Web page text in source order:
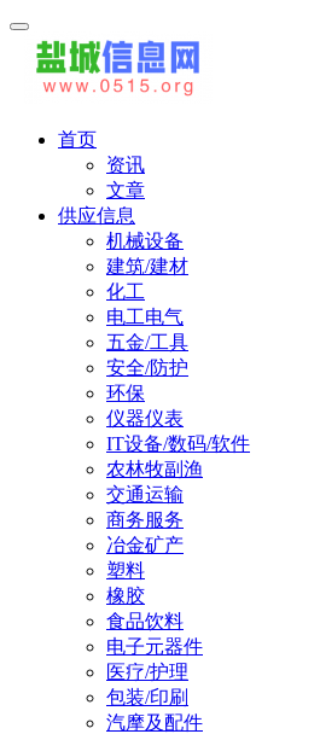
首页
资讯
文章
供应信息
机械设备
建筑/建材
化工
电工电气
五金/工具
安全/防护
环保
仪器仪表
IT设备/数码/软件
农林牧副渔
交通运输
商务服务
冶金矿产
塑料
橡胶
食品饮料
电子元器件
医疗/护理
包装/印刷
汽摩及配件